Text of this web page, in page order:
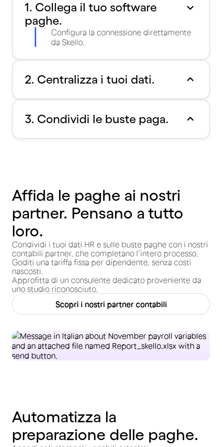
1. Collega il tuo software
paghe.
Configura la connessione direttamente
da Skello.
2. Centralizza i tuoi dati.
3. Condividi le buste paga.
Affida le paghe ai nostri
partner. Pensano a tutto
loro.
Condividi i tuoi dati HR e sulle buste paghe con i nostri
contabili partner, che completano l’intero processo.
Goditi una tariffa fissa per dipendente, senza costi
nascosti.
Approfitta di un consulente dedicato proveniente da
uno studio riconosciuto.
Scopri i nostri partner contabili
Automatizza la
preparazione delle paghe.